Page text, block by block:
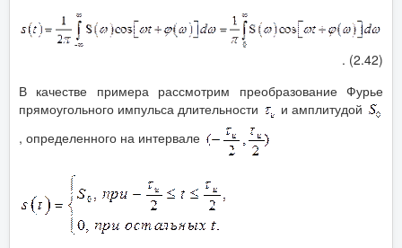
. (2.42)
В качестве примера рассмотрим преобразование Фурье
прямоугольного импульса длительности
и амплитудой
, определенного на интервале